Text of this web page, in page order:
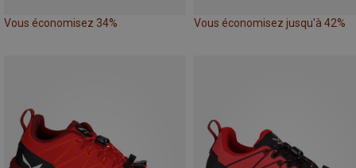
Vous économisez 34% Vous économisez jusqu'à 42%